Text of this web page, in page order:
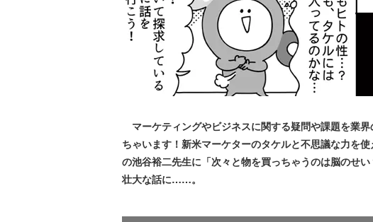
マーケティングやビジネスに関する疑問や課題を業
ちゃいます！新米マーケターのタケルと不思議な力を
の池谷裕二先生に「次々と物を買っちゃうのは脳のせ
壮大な話に……。